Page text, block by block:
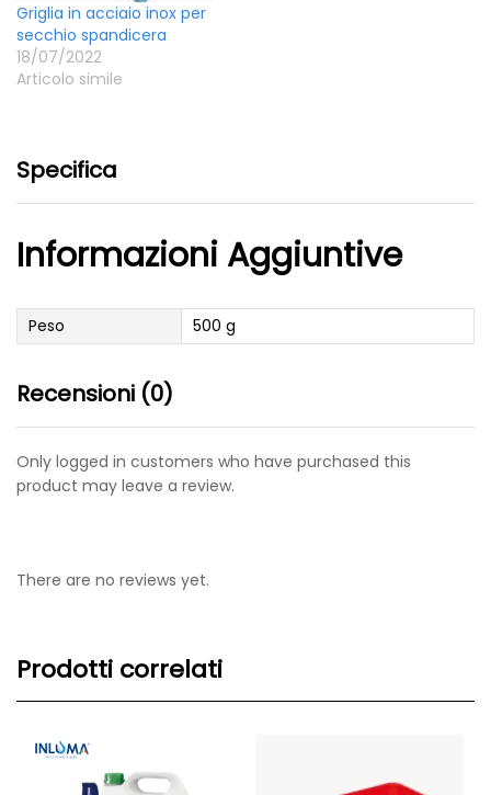
Griglia in acciaio inox per
secchio spandicera
18/07/2022
Articolo simile
Specifica
Informazioni Aggiuntive
Peso 500 g
Recensioni (0)
Only logged in customers who have purchased this
product may leave a review.
There are no reviews yet.
Prodotti correlati